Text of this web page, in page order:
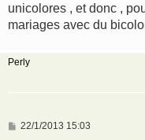
unicolores , et donc ,
mariages avec du
Perly
M
22/1/2013 15:03